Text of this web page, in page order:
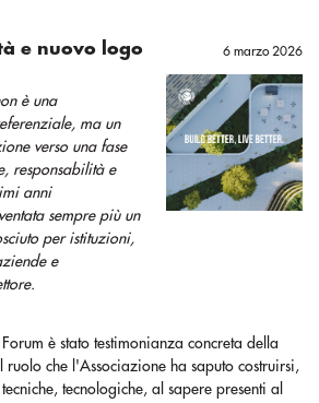
e nuovo logo
è una
ma un
verso una fase
responsabilità e
anni
sempre più un
per istituzioni,
e
6 marzo 2026
è stato testimonianza concreta della
che l'Associazione ha saputo costruirsi,
tecnologiche, al sapere presenti al